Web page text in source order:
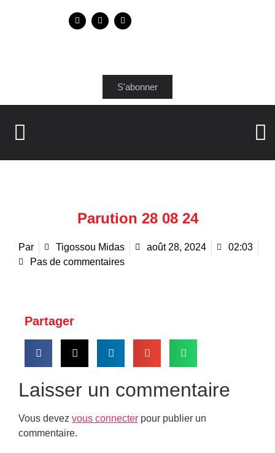
S'abonner
Parution 28 08 24
Par Tigossou Midas août 28, 2024
02:03
Pas de commentaires
Partager
Laisser un commentaire
Vous devez vous connecter pour publier un
commentaire.